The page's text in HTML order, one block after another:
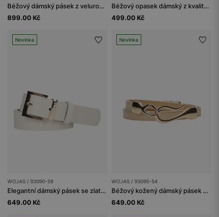
Béžový dámský pásek z velurové štípané kůže
899.00 Kč
Béžový opasek dámský z kvalitní velurové kůže
499.00 Kč
Novinka
WOJAS / 93090-59
Elegantní dámský pásek se zlatou přezkou
649.00 Kč
Novinka
WOJAS / 93095-54
Béžový kožený dámský pásek se zlatou sponou
649.00 Kč